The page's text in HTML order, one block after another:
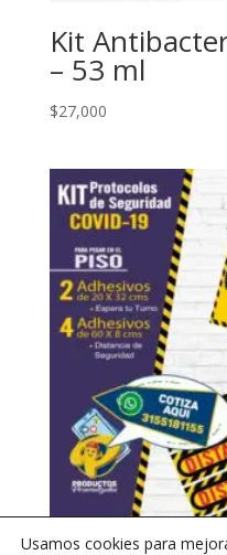
Kit
– 53 ml
$27,000
Usamos cookies para